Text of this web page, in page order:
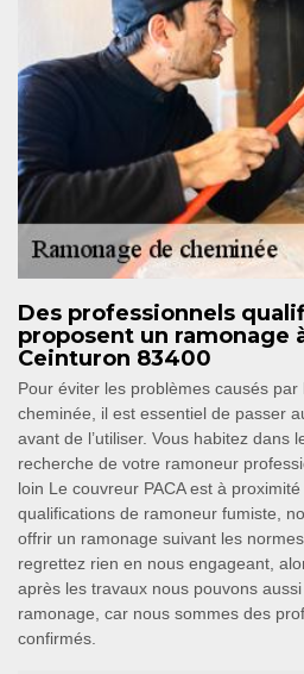
Des professionnels
proposent un ramonage
Ceinturon 83400
Pour éviter les problèmes causés par
cheminée, il est essentiel de passer
avant de l’utiliser. Vous habitez dans
recherche de votre ramoneur
loin Le couvreur PACA est à
qualifications de ramoneur fumiste,
offrir un ramonage suivant les
regrettez rien en nous engageant,
après les travaux nous pouvons
ramonage, car nous sommes des
confirmés.